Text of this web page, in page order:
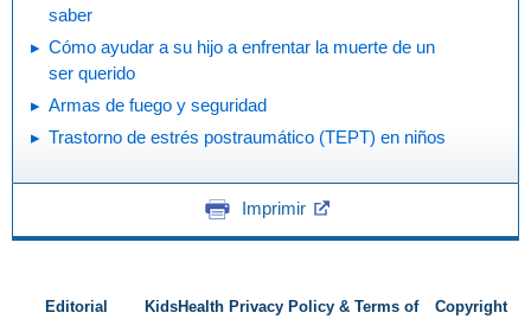
saber
Cómo ayudar a su hijo a enfrentar la muerte de un
ser querido
Armas de fuego y seguridad
Trastorno de estrés postraumático (TEPT) en niños
Imprimir
Editorial
KidsHealth Privacy Policy & Terms of
Copyright